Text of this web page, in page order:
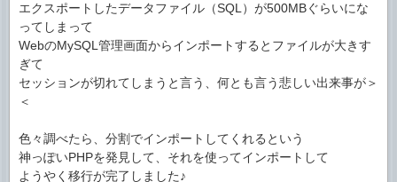
エクスポートしたデータファイル（SQL）が500MBぐらいにな
ってしまって
WebのMySQL管理画面からインポートするとファイルが大きす
ぎて
セッションが切れてしまうと言う、何とも言う悲しい出来事が＞
＜
色々調べたら、分割でインポートしてくれるという
神っぽいPHPを発見して、それを使ってインポートして
ようやく移行が完了しました♪